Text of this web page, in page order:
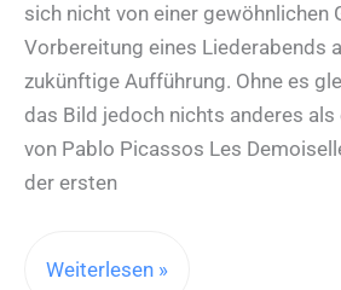
sich nicht von einer gewöhnlichen
Vorbereitung eines Liederabends
zukünftige Aufführung. Ohne es
das Bild jedoch nichts anderes als
von Pablo Picassos Les
der ersten
DIE
Weiterlesen »